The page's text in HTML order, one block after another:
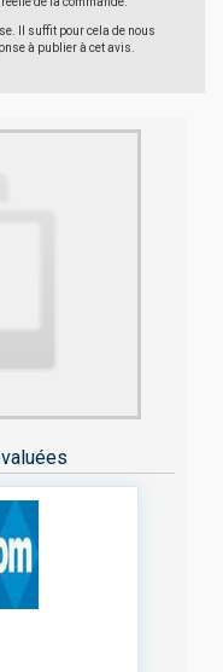
Il suffit pour cela de nous
à publier à cet avis.